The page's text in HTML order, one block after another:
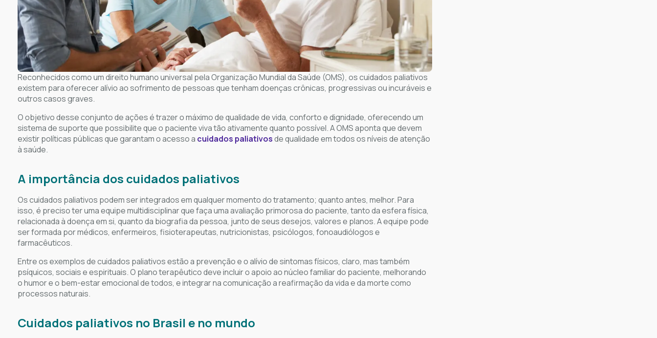
Reconhecidos como um direito humano universal pela Organização Mundial da Saúde (OMS), os cuidados paliativos
existem para oferecer alívio ao sofrimento de pessoas que tenham doenças crônicas, progressivas ou incuráveis e
outros casos graves.
O objetivo desse conjunto de ações é trazer o máximo de qualidade de vida, conforto e dignidade, oferecendo um
sistema de suporte que possibilite que o paciente viva tão ativamente quanto possível. A OMS aponta que devem
existir políticas públicas que garantam o acesso a cuidados paliativosde qualidade em todos os níveis de atenção
à saúde.
A importância dos cuidados paliativos
Os cuidados paliativos podem ser integrados em qualquer momento do tratamento; quanto antes, melhor. Para
isso, é preciso ter uma equipe multidisciplinar que faça uma avaliação primorosa do paciente, tanto da esfera física,
relacionada à doença em si, quanto da biografia da pessoa, junto de seus desejos, valores e planos. A equipe pode
ser formada por médicos, enfermeiros, fisioterapeutas, nutricionistas, psicólogos, fonoaudiólogos e
farmacêuticos.
Entre os exemplos de cuidados paliativos estão a prevenção e o alívio de sintomas físicos, claro, mas também
psíquicos, sociais e espirituais. O plano terapêutico deve incluir o apoio ao núcleo familiar do paciente, melhorando
o humor e o bem-estar emocional de todos, e integrar na comunicação a reafirmação da vida e da morte como
processos naturais.
Cuidados paliativos no Brasil e no mundo